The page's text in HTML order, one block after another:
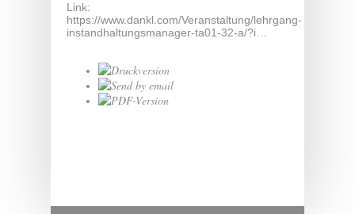
Link:
https://www.dankl.com/Veranstaltung/lehrgang-
instandhaltungsmanager-ta01-32-a/?i…